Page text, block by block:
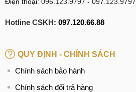
Hotline CSKH: 097.120.66.88
QUY ĐỊNH - CHÍNH SÁCH
Chính sách bảo hành
Chính sách đổi trả hàng